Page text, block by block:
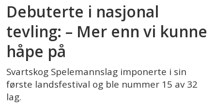
Debuterte i nasjonal
tevling: – Mer enn vi kunne
håpe på
Svartskog Spelemannslag imponerte i sin
første landsfestival og ble nummer 15 av 32
lag.